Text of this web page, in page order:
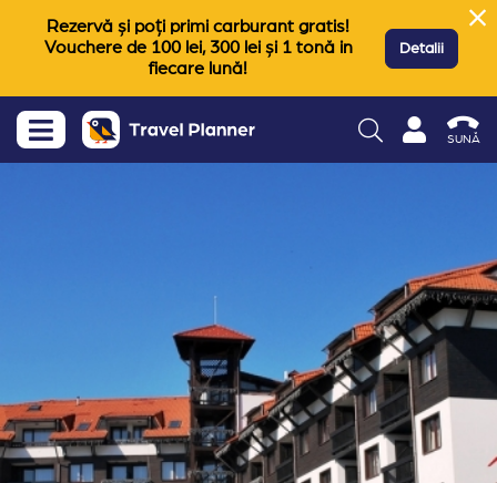
Rezervă și poți primi carburant gratis!
Vouchere de 100 lei, 300 lei și 1 tonă in
fiecare lună!
Detalii
SUNĂ